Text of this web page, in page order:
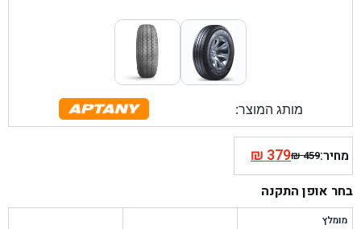
מותג המוצר:
מחיר: ₪459
המחיר
המקורי
היה:
₪379המחיר
הנוכחי
הוא:
בחר אופן התקנה
מומלץ